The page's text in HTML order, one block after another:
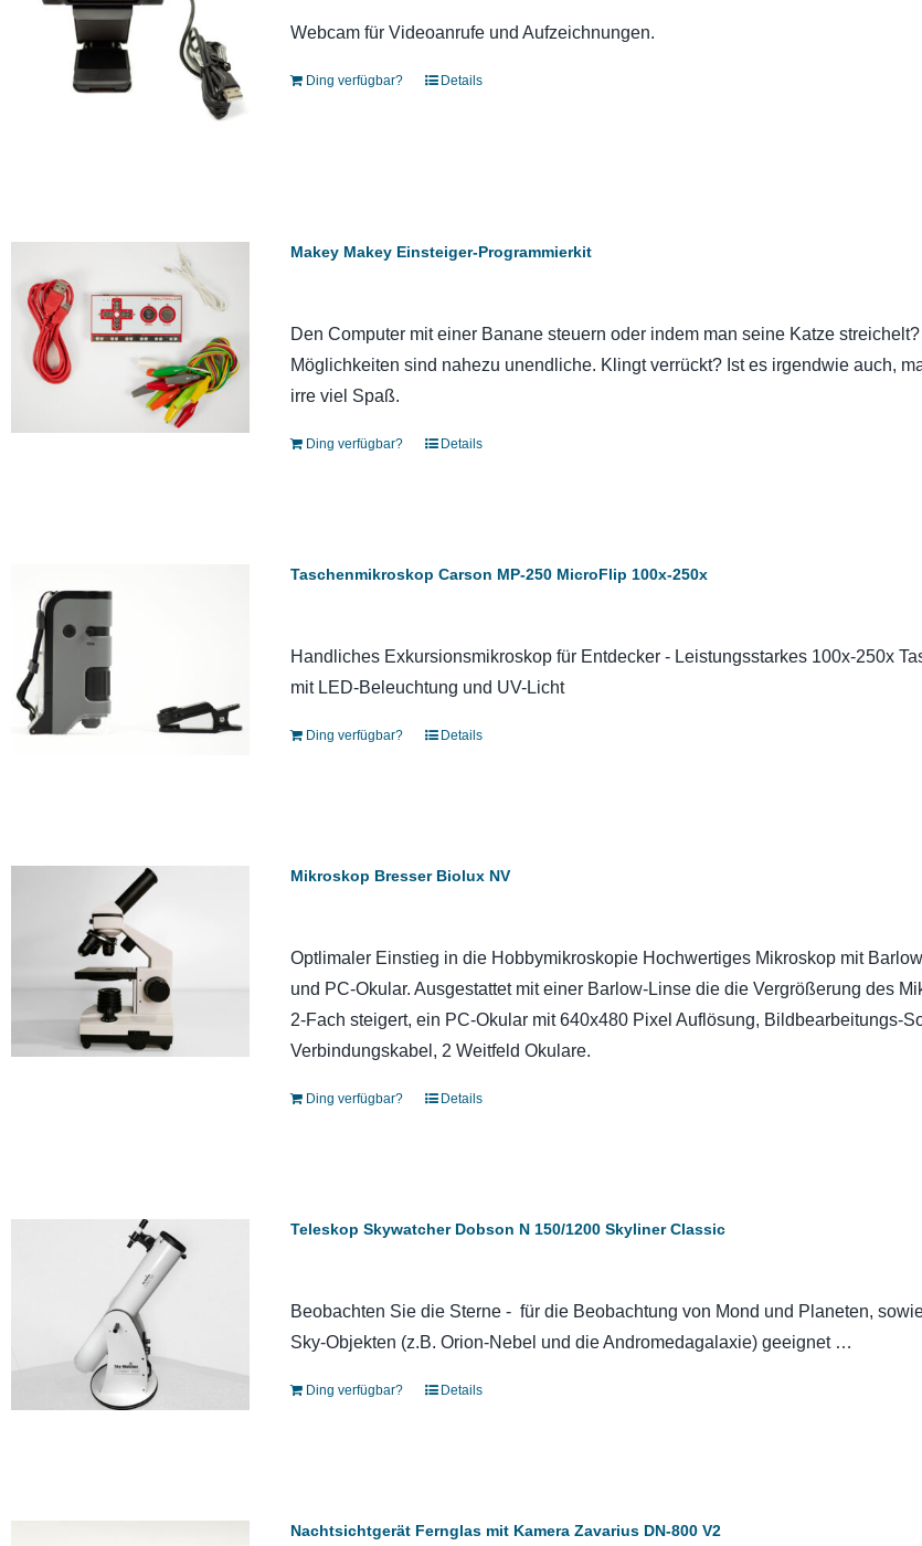
Webcam für Videoanrufe und Aufzeichnungen.
Ding verfügbar? Details
Makey Makey Einsteiger-Programmierkit
Den Computer mit einer Banane steuern oder indem man seine Katze
Möglichkeiten sind nahezu unendliche. Klingt verrückt? Ist es irgendwie auch,
irre viel Spaß.
Ding verfügbar? Details
Taschenmikroskop Carson MP-250 MicroFlip 100x-250x
Handliches Exkursionsmikroskop für Entdecker - Leistungsstarkes 100x-250x
mit LED-Beleuchtung und UV-Licht
Ding verfügbar? Details
Mikroskop Bresser Biolux NV
Optlimaler Einstieg in die Hobbymikroskopie Hochwertiges Mikroskop mit
und PC-Okular. Ausgestattet mit einer Barlow-Linse die die Vergrößerung des
2-Fach steigert, ein PC-Okular mit 640x480 Pixel Auflösung, Bildbearbeitungs-
Verbindungskabel, 2 Weitfeld Okulare.
Ding verfügbar? Details
Teleskop Skywatcher Dobson N 150/1200 Skyliner Classic
Beobachten Sie die Sterne - für die Beobachtung von Mond und Planeten,
Sky-Objekten (z.B. Orion-Nebel und die Andromedagalaxie) geeignet …
Ding verfügbar? Details
Nachtsichtgerät Fernglas mit Kamera Zavarius DN-800 V2